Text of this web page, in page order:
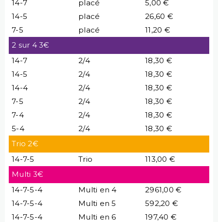
14-7 placé
5,00 €
14-5
placé
26,60 €
7-5
placé
11,20 €
2 sur 4 3€
14-7
2/4
18,30 €
14-5
2/4
18,30 €
14-4
2/4
18,30 €
7-5
2/4
18,30 €
7-4
2/4
18,30 €
5-4
2/4
18,30 €
Trio 2€
14-7-5
Trio
113,00 €
Multi 3€
14-7-5-4
Multi en 4
2961,00 €
14-7-5-4
Multi en 5
592,20 €
14-7-5-4
Multi en 6
197,40 €